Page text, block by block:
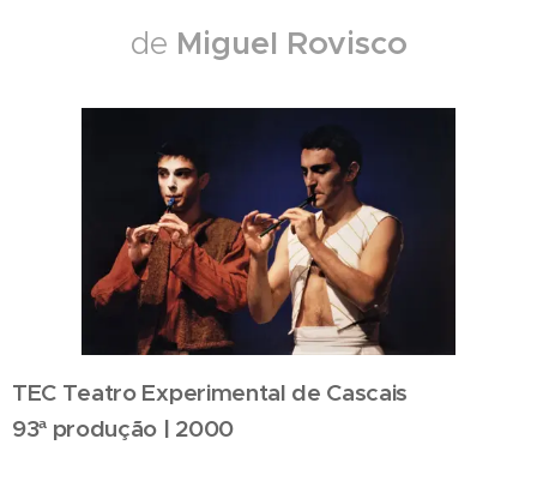
de Miguel Rovisco
TEC Teatro Experimental de Cascais
93ª produção | 2000